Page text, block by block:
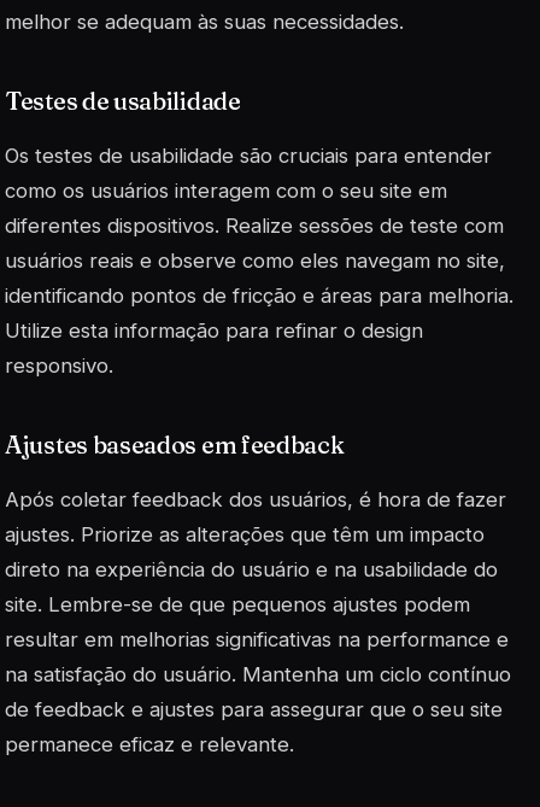
melhor se adequam às suas necessidades.
Testes de usabilidade
Os testes de usabilidade são cruciais para entender
como os usuários interagem com o seu site em
diferentes dispositivos. Realize sessões de teste com
usuários reais e observe como eles navegam no site,
identificando pontos de fricção e áreas para melhoria.
Utilize esta informação para refinar o design
responsivo.
Ajustes baseados em feedback
Após coletar feedback dos usuários, é hora de fazer
ajustes. Priorize as alterações que têm um impacto
direto na experiência do usuário e na usabilidade do
site. Lembre-se de que pequenos ajustes podem
resultar em melhorias significativas na performance e
na satisfação do usuário. Mantenha um ciclo contínuo
de feedback e ajustes para assegurar que o seu site
permanece eficaz e relevante.